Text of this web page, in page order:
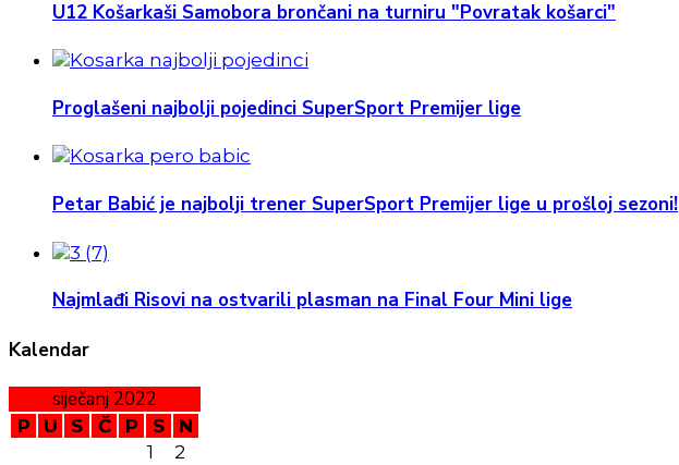
U12 Košarkaši Samobora brončani na turniru "Povratak košarci"
Proglašeni najbolji pojedinci SuperSport Premijer lige
Petar Babić je najbolji trener SuperSport Premijer lige u prošloj sezoni!
Najmlađi Risovi na ostvarili plasman na Final Four Mini lige
Kalendar
siječanj 2022
P U S Č P S
N
1
2